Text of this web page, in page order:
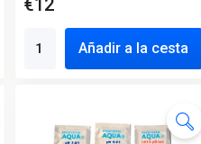
€12
Añadir a la cesta